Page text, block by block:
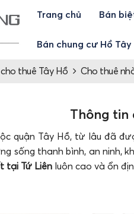
Trang chủ Bán
Bán chung cư Hồ Tây
thuê Tây Hồ Cho thuê
Thông tin
quận Tây Hồ, từ lâu đã
sống thanh bình, an ninh,
tại Tứ Liên luôn cao và ổn
về cho thuê nhà